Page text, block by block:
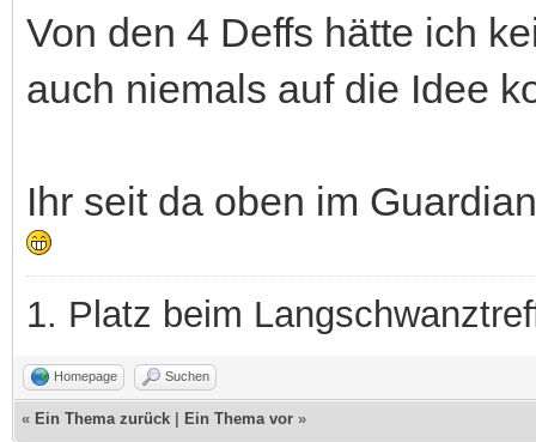
Von den 4 Deffs hätte ich
auch niemals auf die Idee
Ihr seit da oben im
1. Platz beim
Homepage Suchen
« Ein Thema zurück Ein Thema vor »